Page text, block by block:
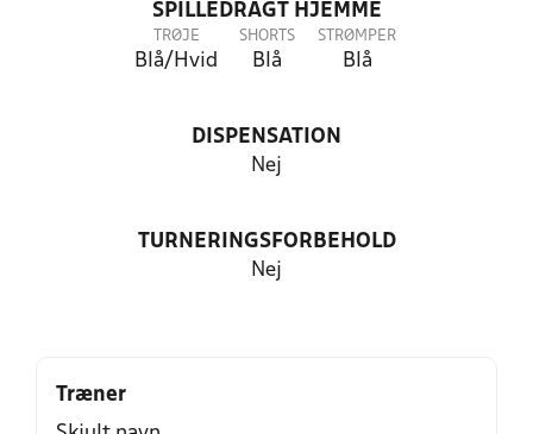
SPILLEDRAGT HJEMME
TRØJE
Blå/Hvid
SHORTS
Blå
STRØMPER
Blå
DISPENSATION
Nej
TURNERINGSFORBEHOLD
Nej
Træner